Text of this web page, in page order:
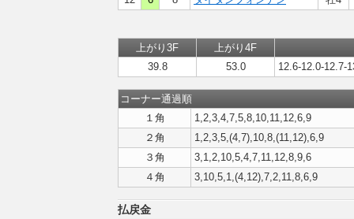
上がり3F
上がり4F
39.8
53.0 12.6-12.0-12.7-
コーナー通過順
１角
1,2,3,4,7,5,8,10,11,12,6,9
２角
1,2,3,5,(4,7),10,8,(11,12),6,9
３角
3,1,2,10,5,4,7,11,12,8,9,6
４角
3,10,5,1,(4,12),7,2,11,8,6,9
払戻金